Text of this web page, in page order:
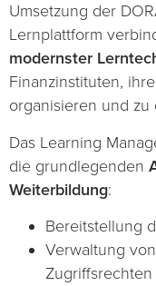
Umsetzung der
Lernplattform
modernster
Finanzinstituten,
organisieren und zu
Das Learning
die grundlegenden
Weiterbildung:
Bereitstellung
Verwaltung
Zugriffsrechten